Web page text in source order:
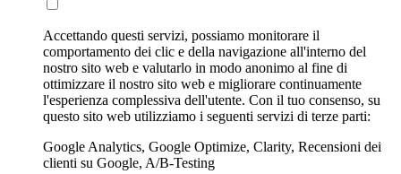
Accettando questi servizi, possiamo monitorare il
comportamento dei clic e della navigazione all'interno del
nostro sito web e valutarlo in modo anonimo al fine di
ottimizzare il nostro sito web e migliorare continuamente
l'esperienza complessiva dell'utente. Con il tuo consenso, su
questo sito web utilizziamo i seguenti servizi di terze parti:
Google Analytics, Google Optimize, Clarity, Recensioni dei
clienti su Google, A/B-Testing